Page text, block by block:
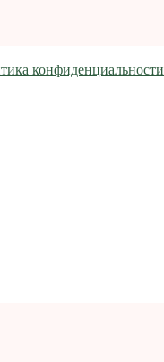
конфиденциальности